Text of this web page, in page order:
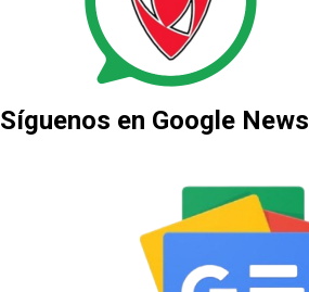
Síguenos en Google News